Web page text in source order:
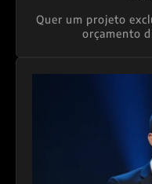
Quer um projeto
orçamento